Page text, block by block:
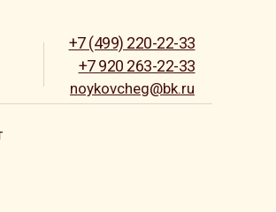
+7 920 263-22-33
+7 (499) 220-22-33
noykovcheg@bk.ru